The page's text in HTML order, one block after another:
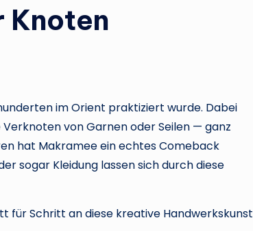
Knoten
im Orient praktiziert wurde. Dabei
von Garnen oder Seilen — ganz
hat Makramee ein echtes Comeback
sogar Kleidung lassen sich durch diese
für Schritt an diese kreative Handwerkskunst